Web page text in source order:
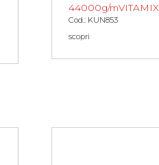
44000g/mVITAMIX
Cod.: KUN853
scopri